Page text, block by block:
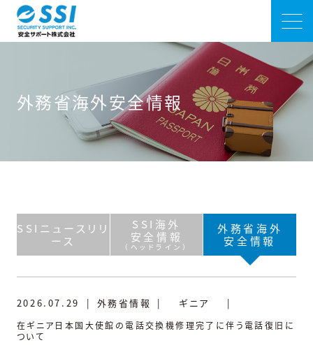
外務省海外安全情報
SSIニュースリリ
ース
SSI海外
安全情報
（ヘッドライン）
外務省海外
安全情報
2026.07.29 | 外務省情報 | ギニア |
在ギニア日本国大使館の電話交換機修理完了に伴う電話復旧に
ついて